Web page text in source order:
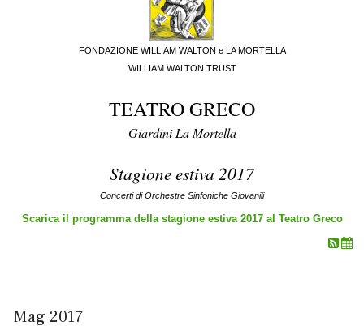
FONDAZIONE WILLIAM WALTON e LA MORTELLA
WILLIAM WALTON TRUST
TEATRO GRECO
Giardini La Mortella
Stagione estiva 2017
Concerti di Orchestre Sinfoniche Giovanili
Scarica il programma della stagione estiva 2017 al Teatro Greco
Mag 2017